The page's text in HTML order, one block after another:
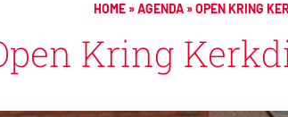
HOME »AGENDA »OPEN KRING
Kring